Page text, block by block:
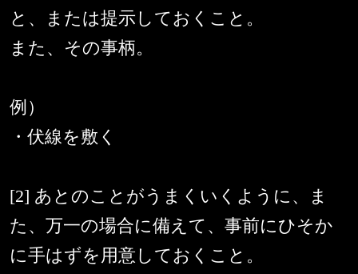
と、または提示しておくこと。
また、その事柄。
例）
・伏線を敷く
[2] あとのことがうまくいくように、ま
た、万一の場合に備えて、事前にひそか
に手はずを用意しておくこと。